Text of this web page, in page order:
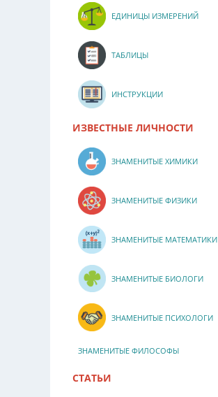
ЕДИНИЦЫ ИЗМЕРЕНИЙ
ТАБЛИЦЫ
ИНСТРУКЦИИ
ИЗВЕСТНЫЕ ЛИЧНОСТИ
ЗНАМЕНИТЫЕ ХИМИКИ
ЗНАМЕНИТЫЕ ФИЗИКИ
ЗНАМЕНИТЫЕ МАТЕМАТИКИ
ЗНАМЕНИТЫЕ БИОЛОГИ
ЗНАМЕНИТЫЕ ПСИХОЛОГИ
ЗНАМЕНИТЫЕ ФИЛОСОФЫ
СТАТЬИ